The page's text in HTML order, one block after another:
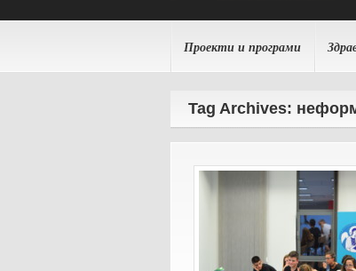
Проекти и програми
Tag Archives: